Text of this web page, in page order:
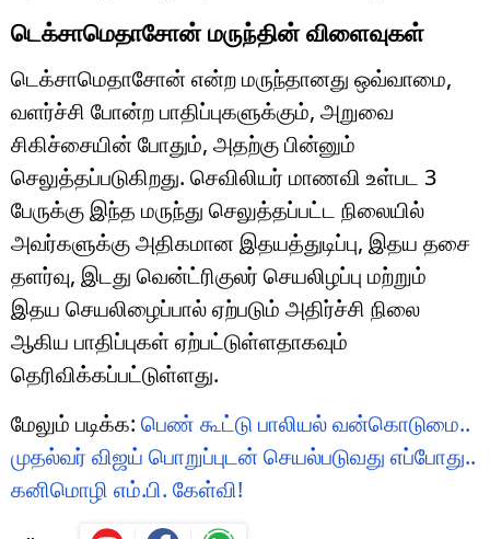
டெக்சாமெதாசோன் மருந்தின் விளைவுகள்
டெக்சாமெதாசோன் என்ற மருந்தானது ஒவ்வாமை,
வளர்ச்சி போன்ற பாதிப்புகளுக்கும், அறுவை
சிகிச்சையின் போதும், அதற்கு பின்னும்
செலுத்தப்படுகிறது. செவிலியர் மாணவி உள்பட 3
பேருக்கு இந்த மருந்து செலுத்தப்பட்ட நிலையில்
அவர்களுக்கு அதிகமான இதயத்துடிப்பு, இதய தசை
தளர்வு, இடது வென்ட்ரிகுலர் செயலிழப்பு மற்றும்
இதய செயலிழைப்பால் ஏற்படும் அதிர்ச்சி நிலை
ஆகிய பாதிப்புகள் ஏற்பட்டுள்ளதாகவும்
தெரிவிக்கப்பட்டுள்ளது.
மேலும் படிக்க: பெண் கூட்டு பாலியல் வன்கொடுமை..
முதல்வர் விஜய் பொறுப்புடன் செயல்படுவது எப்போது..
கனிமொழி எம்.பி. கேள்வி!